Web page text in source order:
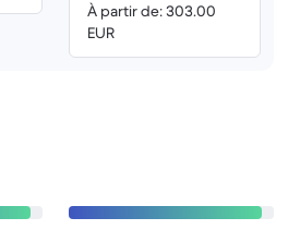
À partir de: 303.00
EUR